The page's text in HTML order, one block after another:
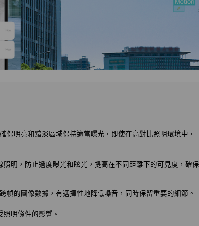
保明亮和黯淡區域保持適當曝光，即使在高對比照明環境中，
明，防止過度曝光和眩光，提高在不同距離下的可見度，確保
幀的圖像數據，有選擇性地降低噪音，同時保留重要的細節。
照明條件的影響。